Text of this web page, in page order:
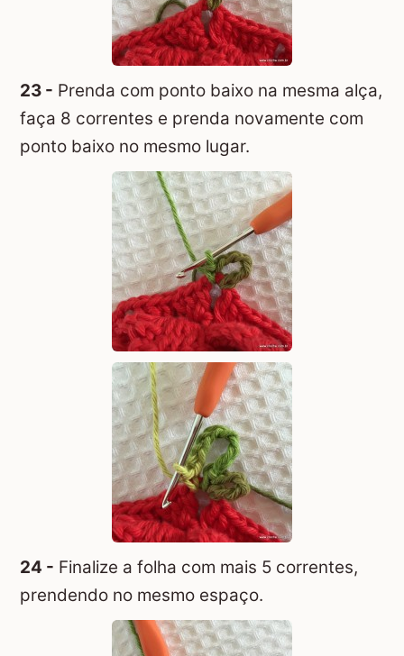
23 - Prenda com ponto baixo na mesma alça,
faça 8 correntes e prenda novamente com
ponto baixo no mesmo lugar.
24 - Finalize a folha com mais 5 correntes,
prendendo no mesmo espaço.